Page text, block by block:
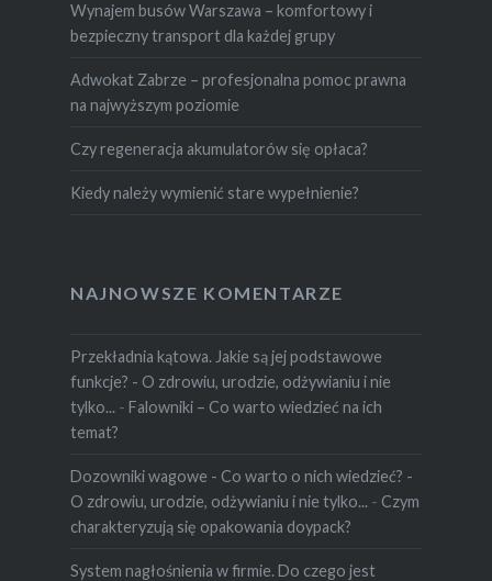
Wynajem busów Warszawa – komfortowy i
bezpieczny transport dla każdej grupy
Adwokat Zabrze – profesjonalna pomoc prawna
na najwyższym poziomie
Czy regeneracja akumulatorów się opłaca?
Kiedy należy wymienić stare wypełnienie?
NAJNOWSZE KOMENTARZE
Przekładnia kątowa. Jakie są jej podstawowe
funkcje? - O zdrowiu, urodzie, odżywianiu i nie
tylko... - Falowniki – Co warto wiedzieć na ich
temat?
Dozowniki wagowe - Co warto o nich wiedzieć? -
O zdrowiu, urodzie, odżywianiu i nie tylko... - Czym
charakteryzują się opakowania doypack?
System nagłośnienia w firmie. Do czego jest